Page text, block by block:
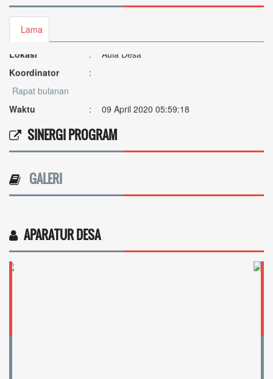
Lama
Rapat Lagi
Waktu
Lokasi
:
Aula Desa
Koordinator
:
Rapat bulanan
Waktu
Lokasi
:
Ruang rapat
Koordinator
:
SINERGI PROGRAM
GALERI
APARATUR DESA